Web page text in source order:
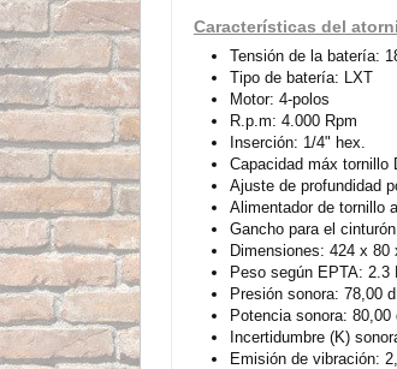
Características del
Tensión de la batería:
Tipo de batería: LXT
Motor: 4-polos
R.p.m: 4.000 Rpm
Inserción: 1/4" hex.
Capacidad máx tornillo
Ajuste de profundidad
Alimentador de tornillo
Gancho para el cinturón
Dimensiones: 424 x 80
Peso según EPTA: 2.3
Presión sonora: 78,00
Potencia sonora: 80,00
Incertidumbre (K)
Emisión de vibración: